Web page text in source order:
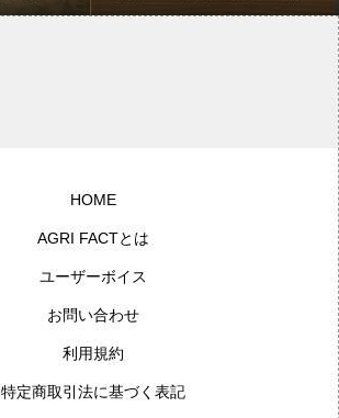
ナー「ラウンドアップ問題を考え
HOME
AGRI FACTとは
ユーザーボイス
お問い合わせ
利用規約
特定商取引法に基づく表記